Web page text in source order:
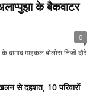
के बैकवाटर
0
दामाद माइकल बोलोस निजी दौरे
से दहशत, 10 परिवारों